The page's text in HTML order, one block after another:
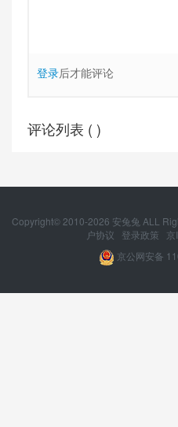
登录后才能评论
评论列表 ( )
Copyright© 2010-2026 安兔兔 ALL
户协议
登录政策
京公网安备